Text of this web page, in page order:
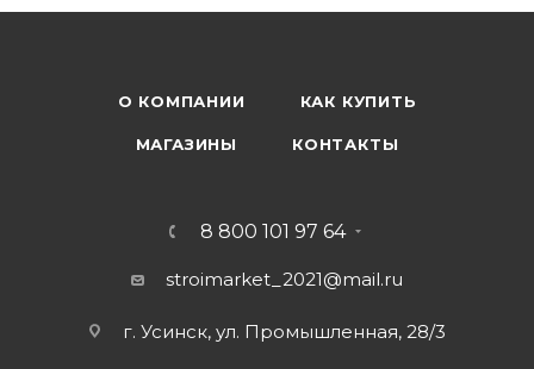
О КОМПАНИИ КАК КУПИТЬ
МАГАЗИНЫ КОНТАКТЫ
8 800 101 97 64
stroimarket_2021@mail.ru
г. Усинск, ул. Промышленная, 28/3